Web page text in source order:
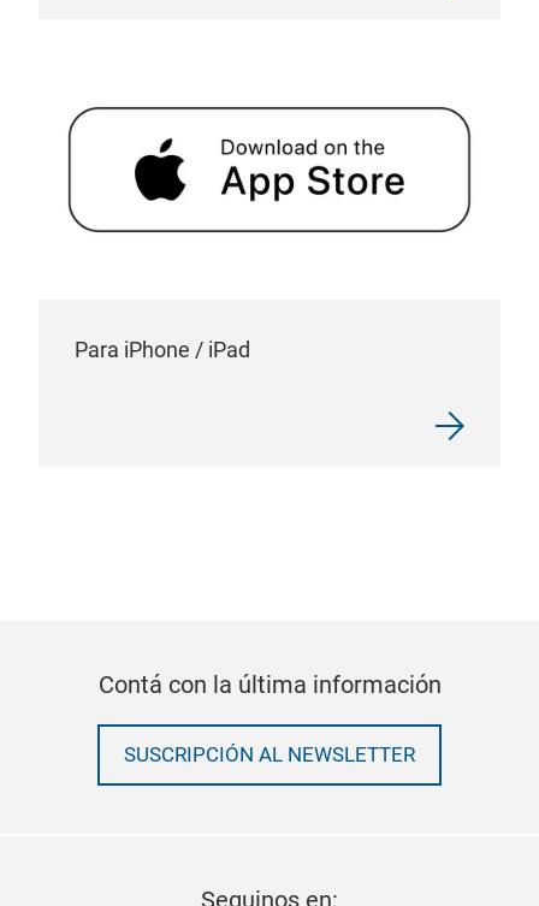
Para iPhone / iPad
Contá con la última información
SUSCRIPCIÓN AL NEWSLETTER
Seguinos en: